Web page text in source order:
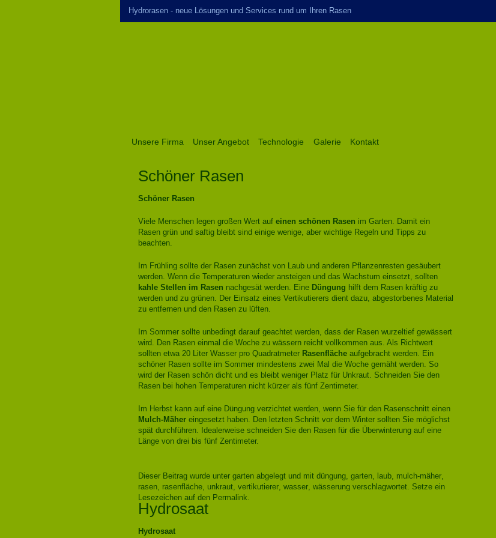
Hydrorasen - neue Lösungen und Services rund um Ihren Rasen
Unsere Firma Unser Angebot Technologie Galerie Kontakt
Schöner Rasen
Schöner Rasen
Viele Menschen legen großen Wert auf einen schönen Rasen im Garten. Damit ein
Rasen grün und saftig bleibt sind einige wenige, aber wichtige Regeln und Tipps zu
beachten.
Im Frühling sollte der Rasen zunächst von Laub und anderen Pflanzenresten gesäubert
werden. Wenn die Temperaturen wieder ansteigen und das Wachstum einsetzt, sollten
kahle Stellen im Rasen nachgesät werden. Eine Düngung hilft dem Rasen kräftig zu
werden und zu grünen. Der Einsatz eines Vertikutierers dient dazu, abgestorbenes Material
zu entfernen und den Rasen zu lüften.
Im Sommer sollte unbedingt darauf geachtet werden, dass der Rasen wurzeltief gewässert
wird. Den Rasen einmal die Woche zu wässern reicht vollkommen aus. Als Richtwert
sollten etwa 20 Liter Wasser pro Quadratmeter Rasenflächeaufgebracht werden. Ein
schöner Rasen sollte im Sommer mindestens zwei Mal die Woche gemäht werden. So
wird der Rasen schön dicht und es bleibt weniger Platz für Unkraut. Schneiden Sie den
Rasen bei hohen Temperaturen nicht kürzer als fünf Zentimeter.
Im Herbst kann auf eine Düngung verzichtet werden, wenn Sie für den Rasenschnitt einen
Mulch-Mähereingesetzt haben. Den letzten Schnitt vor dem Winter sollten Sie möglichst
spät durchführen. Idealerweise schneiden Sie den Rasen für die Überwinterung auf eine
Länge von drei bis fünf Zentimeter.
Dieser Beitrag wurde unter gartenabgelegt und mit düngung, garten, laub, mulch-mäher,
rasen, rasenfläche, unkraut, vertikutierer, wasser, wässerungverschlagwortet. Setze ein
Lesezeichen auf den Permalink.
Hydrosaat
Hydrosaat